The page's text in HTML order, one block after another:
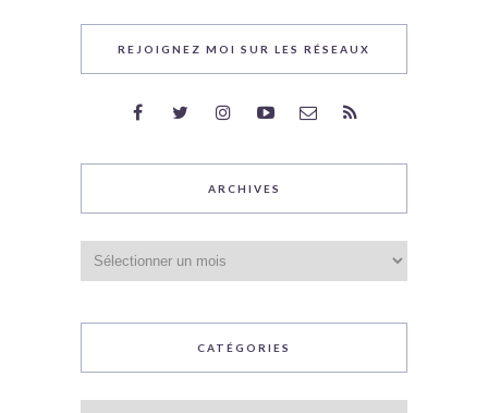
REJOIGNEZ MOI SUR LES RÉSEAUX
ARCHIVES
CATÉGORIES